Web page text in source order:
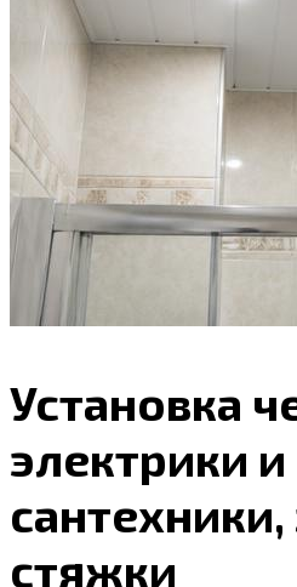
Установка
электрики и
сантехники,
стяжки